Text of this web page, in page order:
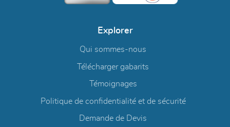
Explorer
Qui sommes-nous
Télécharger gabarits
Témoignages
Politique de confidentialité et de sécurité
Demande de Devis